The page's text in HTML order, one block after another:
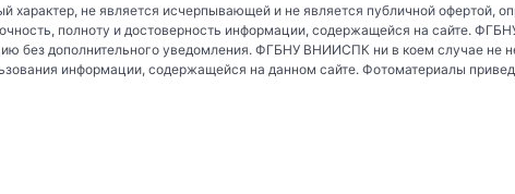
не является исчерпывающей и не является публичной офертой,
полноту и достоверность информации, содержащейся на сайте.
без дополнительного уведомления. ФГБНУ ВНИИСПК ни в коем случае не
информации, содержащейся на данном сайте. Фотоматериалы